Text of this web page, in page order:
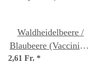
Waldheidelbeere /
Blaubeere (Vaccinium
myrtillus) Bio Saatgut
2,61 Fr. *